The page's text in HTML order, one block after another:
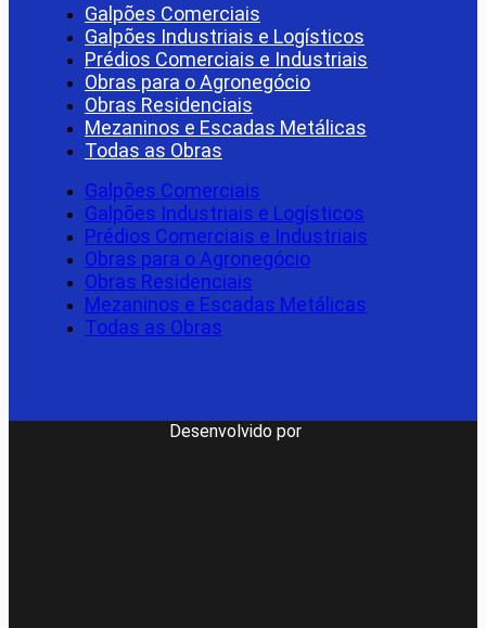
Galpões Comerciais
Galpões Industriais e Logísticos
Prédios Comerciais e Industriais
Obras para o Agronegócio
Obras Residenciais
Mezaninos e Escadas Metálicas
Todas as Obras
Galpões Comerciais
Galpões Industriais e Logísticos
Prédios Comerciais e Industriais
Obras para o Agronegócio
Obras Residenciais
Mezaninos e Escadas Metálicas
Todas as Obras
Desenvolvido por